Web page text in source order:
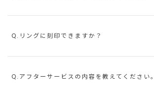
Q.リングに刻印できますか？
Q.アフターサービスの内容を教えてください。